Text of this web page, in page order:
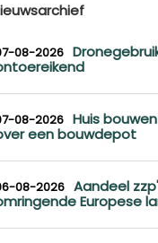
08-2026
08-2026 Huis
een bouwdepot
08-2026 Aandeel
Europese